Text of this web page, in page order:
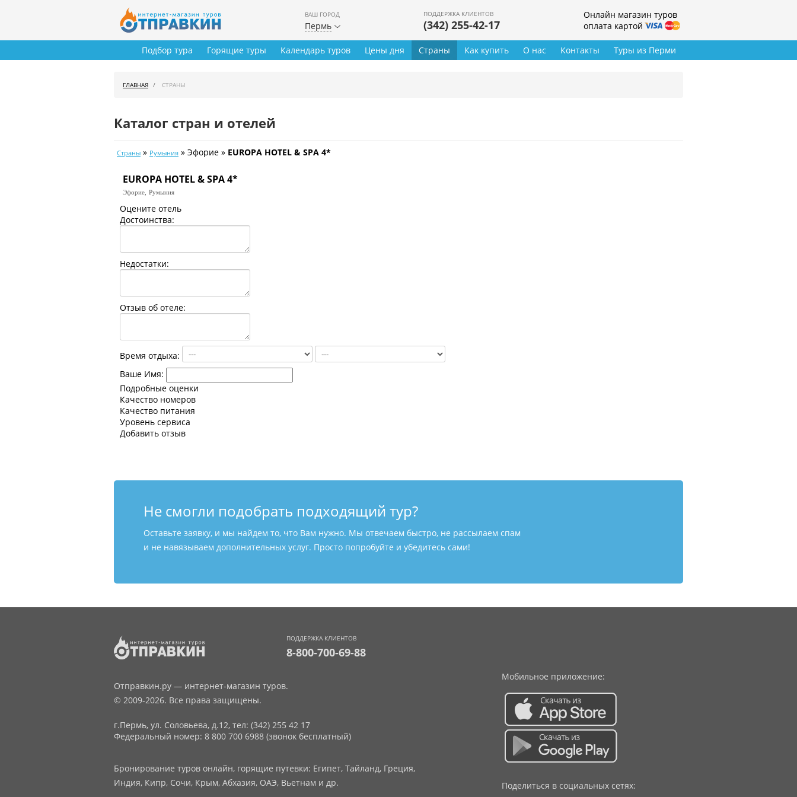
ВАШ ГОРОД
Пермь
ПОДДЕРЖКА КЛИЕНТОВ
(342) 255-42-17
Онлайн магазин туров
оплата картой
Туры из Перми
Подбор тура Горящие туры Календарь туров Цены дня Страны Как купить О нас Контакты
ГЛАВНАЯ СТРАНЫ
Каталог стран и отелей
Страны » Румыния » Эфорие » EUROPA HOTEL & SPA 4*
EUROPA HOTEL & SPA 4*
Эфорие, Румыния
Оцените отель
Достоинства:
Недостатки:
Отзыв об отеле:
Время отдыха:
Ваше Имя:
Подробные оценки
Качество номеров
Качество питания
Уровень сервиса
Добавить отзыв
Не смогли подобрать подходящий тур?
Оставьте заявку, и мы найдем то, что Вам нужно. Мы отвечаем быстро, не рассылаем спам
и не навязываем дополнительных услуг. Просто попробуйте и убедитесь сами!
ПОДДЕРЖКА КЛИЕНТОВ
8-800-700-69-88
Отправкин.ру — интернет-магазин туров.
© 2009-2026. Все права защищены.
г.Пермь, ул. Соловьева, д.12, тел: (342) 255 42 17
Федеральный номер: 8 800 700 6988 (звонок бесплатный)
Бронирование туров онлайн, горящие путевки: Египет, Тайланд, Греция,
Индия, Кипр, Сочи, Крым, Абхазия, ОАЭ, Вьетнам и др.
Мобильное приложение:
Поделиться в социальных сетях: